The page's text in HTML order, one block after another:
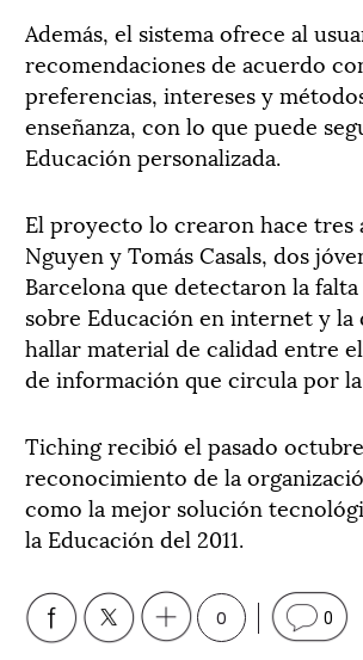
Además, el sistema ofrece al
recomendaciones de acuerdo
preferencias, intereses y
enseñanza, con lo que puede
Educación personalizada.
El proyecto lo crearon hace tres
Nguyen y Tomás Casals, dos
Barcelona que detectaron la
sobre Educación en internet y
hallar material de calidad entre
de información que circula por
Tiching recibió el pasado
reconocimiento de la
como la mejor solución
la Educación del 2011.
0 0